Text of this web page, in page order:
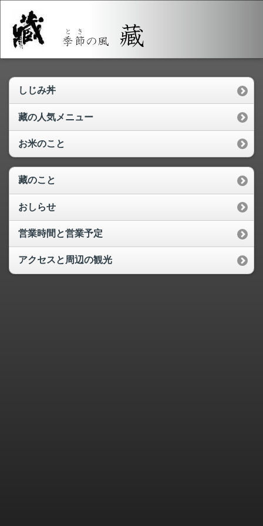
しじみ丼
藏の人気メニュー
お米のこと
藏のこと
おしらせ
営業時間と営業予定
アクセスと周辺の観光